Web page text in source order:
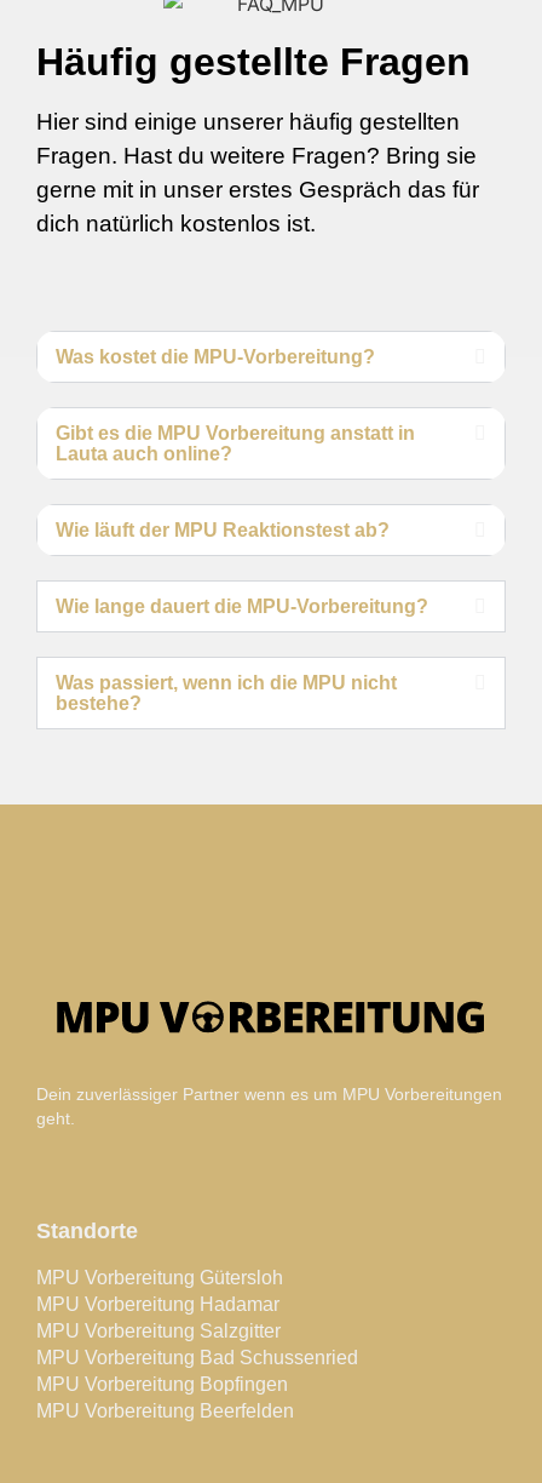
Häufig gestellte Fragen
Hier sind einige unserer häufig gestellten
Fragen. Hast du weitere Fragen? Bring sie
gerne mit in unser erstes Gespräch das für
dich natürlich kostenlos ist.
Was kostet die MPU-Vorbereitung?
Gibt es die MPU Vorbereitung anstatt in
Lauta auch online?
Wie läuft der MPU Reaktionstest ab?
Wie lange dauert die MPU-Vorbereitung?
Was passiert, wenn ich die MPU nicht
bestehe?
Dein zuverlässiger Partner wenn es um MPU Vorbereitungen
geht.
Standorte
MPU Vorbereitung Gütersloh
MPU Vorbereitung Hadamar
MPU Vorbereitung Salzgitter
MPU Vorbereitung Bad Schussenried
MPU Vorbereitung Bopfingen
MPU Vorbereitung Beerfelden